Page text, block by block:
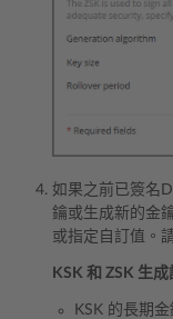
如果之前已簽名
鑰或生成新的金
或指定自訂值。
KSK 和 ZSK 生
KSK 的長期